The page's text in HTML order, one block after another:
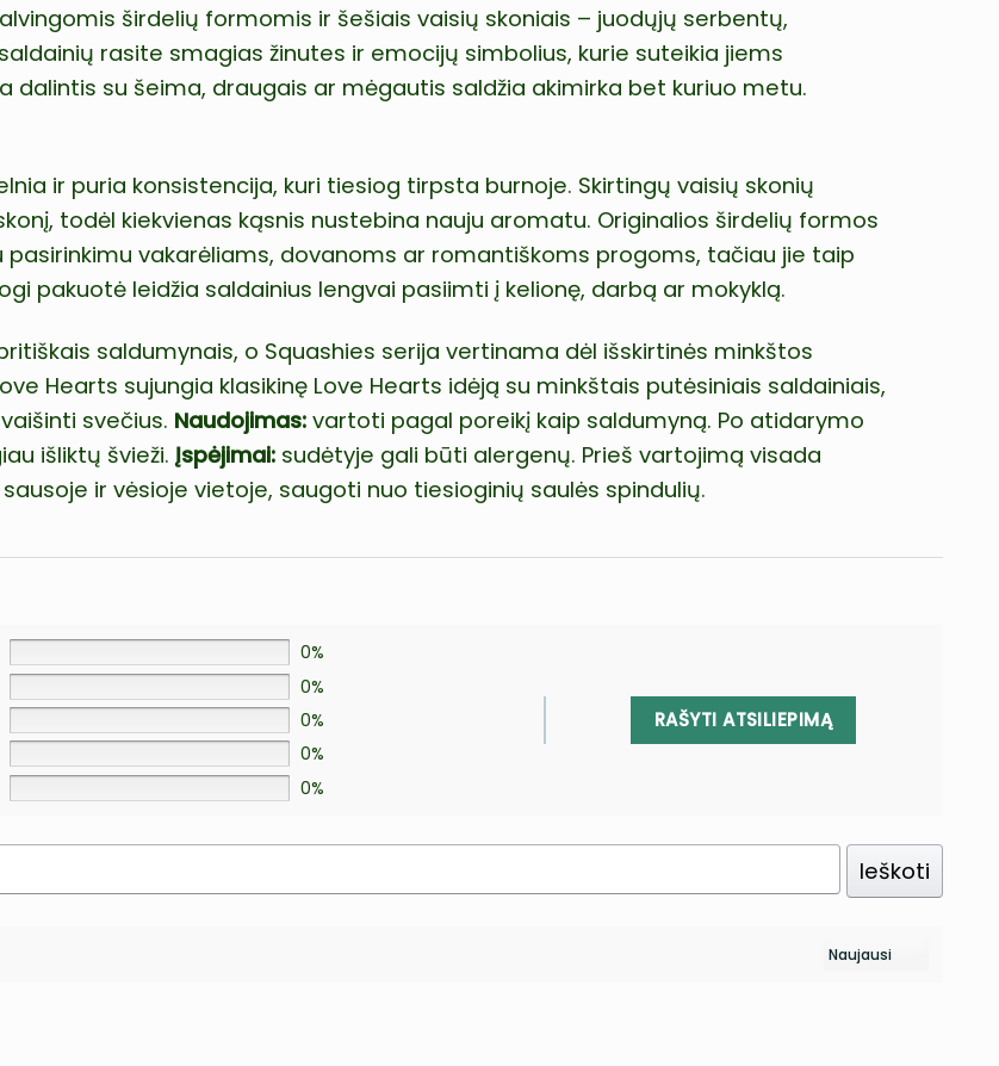
širdelių formomis ir šešiais vaisių skoniais – juodųjų serbentų,
rasite smagias žinutes ir emocijų simbolius, kurie suteikia jiems
dalintis su šeima, draugais ar mėgautis saldžia akimirka bet kuriuo metu.
ir puria konsistencija, kuri tiesiog tirpsta burnoje. Skirtingų vaisių skonių
todėl kiekvienas kąsnis nustebina nauju aromatu. Originalios širdelių formos
pasirinkimu vakarėliams, dovanoms ar romantiškoms progoms, tačiau jie taip
pakuotė leidžia saldainius lengvai pasiimti į kelionę, darbą ar mokyklą.
saldumynais, o Squashies serija vertinama dėl išskirtinės minkštos
Hearts sujungia klasikinę Love Hearts idėją su minkštais putėsiniais saldainiais,
svečius. Naudojimas:vartoti pagal poreikį kaip saldumyną. Po atidarymo
išliktų švieži. Įspėjimai:sudėtyje gali būti alergenų. Prieš vartojimą visada
ir vėsioje vietoje, saugoti nuo tiesioginių saulės spindulių.
0%
0%
0%
0%
0%
RAŠYTI ATSILIEPIMĄ
Ieškoti